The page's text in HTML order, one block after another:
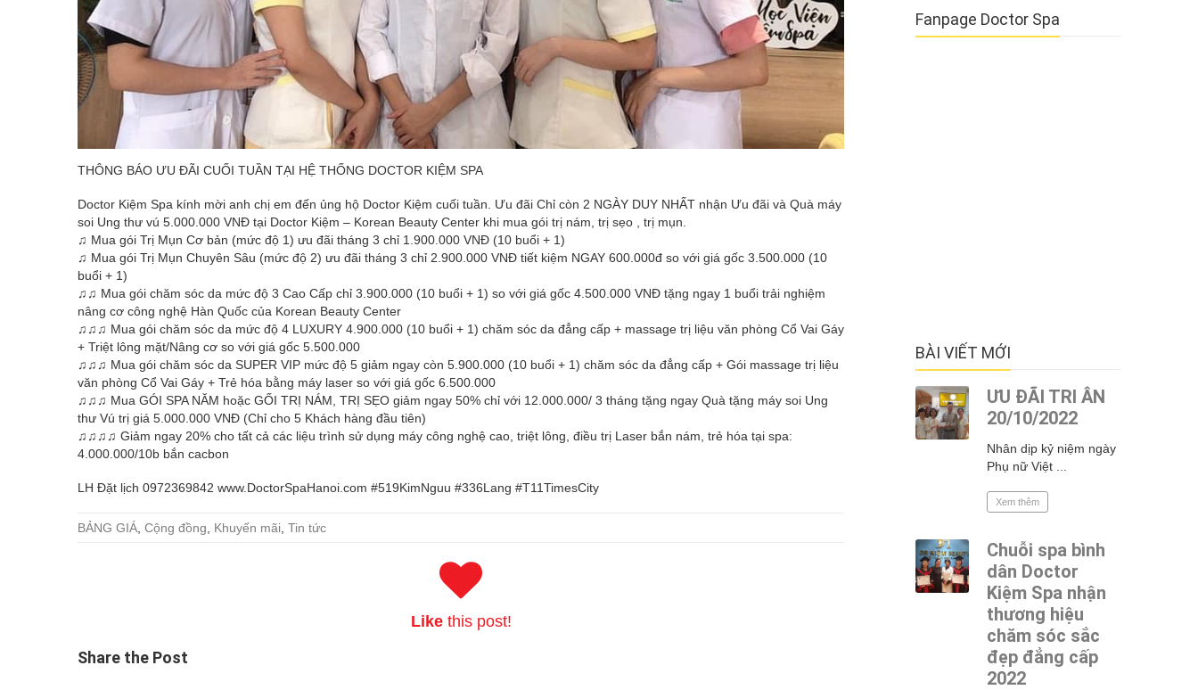
THÔNG BÁO ƯU ĐÃI CUỐI TUẦN TẠI HỆ THỐNG DOCTOR KIỆM SPA
Doctor Kiệm Spa kính mời anh chị em đến ủng hộ Doctor Kiệm cuối tuần. Ưu đãi Chỉ còn 2 NGÀY DUY NHẤT nhận Ưu đãi và Quà máy
soi Ung thư vú 5.000.000 VNĐ tại Doctor Kiệm – Korean Beauty Center khi mua gói trị nám, trị sẹo , trị mụn.
♫ Mua gói Trị Mụn Cơ bản (mức độ 1) ưu đãi tháng 3 chỉ 1.900.000 VNĐ (10 buổi + 1)
♫ Mua gói Trị Mụn Chuyên Sâu (mức độ 2) ưu đãi tháng 3 chỉ 2.900.000 VNĐ tiết kiệm NGAY 600.000đ so với giá gốc 3.500.000 (10
buổi + 1)
♫♫ Mua gói chăm sóc da mức độ 3 Cao Cấp chỉ 3.900.000 (10 buổi + 1) so với giá gốc 4.500.000 VNĐ tặng ngay 1 buổi trải nghiệm
nâng cơ công nghệ Hàn Quốc của Korean Beauty Center
♫♫♫ Mua gói chăm sóc da mức độ 4 LUXURY 4.900.000 (10 buổi + 1) chăm sóc da đẳng cấp + massage trị liệu văn phòng Cổ Vai Gáy
+ Triệt lông mặt/Nâng cơ so với giá gốc 5.500.000
♫♫♫ Mua gói chăm sóc da SUPER VIP mức độ 5 giảm ngay còn 5.900.000 (10 buổi + 1) chăm sóc da đẳng cấp + Gói massage trị liệu
văn phòng Cổ Vai Gáy + Trẻ hóa bằng máy laser so với giá gốc 6.500.000
♫♫♫ Mua GÓI SPA NĂM hoặc GỐI TRỊ NÁM, TRỊ SẸO giảm ngay 50% chỉ với 12.000.000/ 3 tháng tặng ngay Quà tặng máy soi Ung
thư Vú trị giá 5.000.000 VNĐ (Chỉ cho 5 Khách hàng đầu tiên)
♫♫♫♫ Giảm ngay 20% cho tất cả các liệu trình sử dụng máy công nghệ cao, triệt lông, điều trị Laser bắn nám, trẻ hóa tại spa:
4.000.000/10b bắn cacbon
LH Đặt lịch 0972369842 www.DoctorSpaHanoi.com #519KimNguu #336Lang #T11TimesCity
BẢNG GIÁ Cộng đồng Khuyến mãi Tin tức
Likethis post!
Share the Post
Fanpage Doctor Spa
BÀI VIẾT MỚI
ƯU ĐÃI TRI ÂN
20/10/2022
Nhân dịp kỷ niệm ngày
Phụ nữ Việt ...
Xem thêm
Chuỗi spa bình
dân Doctor
Kiệm Spa nhận
thương hiệu
chăm sóc sắc
đẹp đẳng cấp
2022